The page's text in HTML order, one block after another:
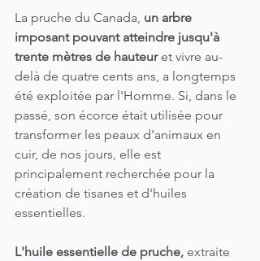
La pruche du Canada, un arbre
imposant pouvant atteindre jusqu'à
trente mètres de hauteur et vivre au-
delà de quatre cents ans, a longtemps
été exploitée par l'Homme. Si, dans le
passé, son écorce était utilisée pour
transformer les peaux d'animaux en
cuir, de nos jours, elle est
principalement recherchée pour la
création de tisanes et d'huiles
essentielles.
L'huile essentielle de pruche, extraite